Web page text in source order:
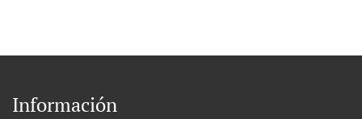
Información